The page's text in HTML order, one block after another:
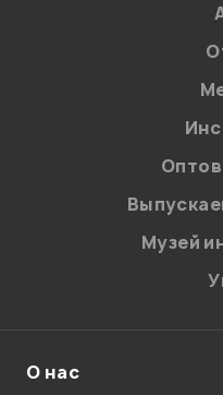
на
персональных данных.
Введите
Отправить
Музей
О нас